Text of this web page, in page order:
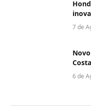
7 de
6 de